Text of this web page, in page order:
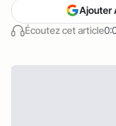
Écoutez cet article
Ajouter